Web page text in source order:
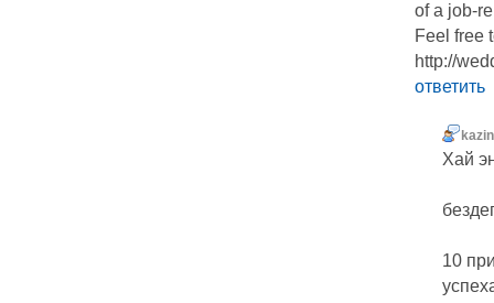
of a job-
Feel free
http://
ответить
Хай
10